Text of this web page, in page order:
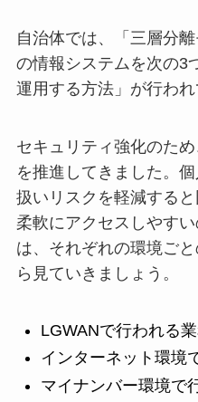
自治体では、「三層分
の情報システムを次の3
運用する方法」が行われ
セキュリティ強化のた
を推進してきました。
扱いリスクを軽減する
柔軟にアクセスしやす
は、それぞれの環境ご
ら見ていきましょう。
LGWANで行われる業
インターネット環境
マイナンバー環境で